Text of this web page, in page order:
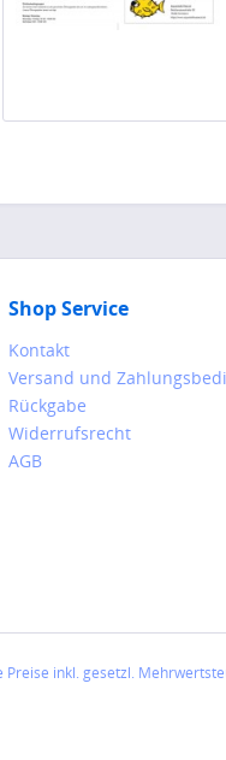
Shop Service
Kontakt
Versand und
Rückgabe
Widerrufsrecht
AGB
Preise inkl. gesetzl.